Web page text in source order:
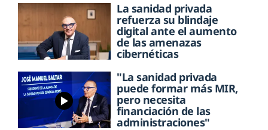
La sanidad privada
refuerza su blindaje
digital ante el aumento
de las amenazas
cibernéticas
"La sanidad privada
puede formar más MIR,
pero necesita
financiación de las
administraciones"